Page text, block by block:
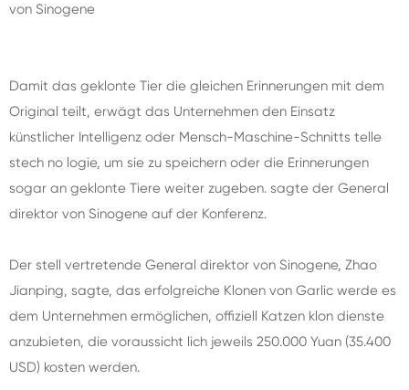
von Sinogene
Damit das geklonte Tier die gleichen Erinnerungen mit dem
Original teilt, erwägt das Unternehmen den Einsatz
künstlicher Intelligenz oder Mensch-Maschine-Schnitts telle
stech no logie, um sie zu speichern oder die Erinnerungen
sogar an geklonte Tiere weiter zugeben. sagte der General
direktor von Sinogene auf der Konferenz.
Der stell vertretende General direktor von Sinogene, Zhao
Jianping, sagte, das erfolgreiche Klonen von Garlic werde es
dem Unternehmen ermöglichen, offiziell Katzen klon dienste
anzubieten, die voraussicht lich jeweils 250.000 Yuan (35.400
USD) kosten werden.